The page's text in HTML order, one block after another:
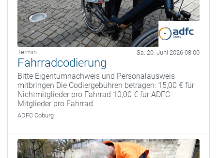
Termin Sa. 20. Juni 2026 08:00
Fahrradcodierung
Bitte Eigentumnachweis und Personalausweis
mitbringen Die Codiergebühren betragen: 15,00 € für
Nichtmitglieder pro Fahrrad 10,00 € für ADFC
Mitglieder pro Fahrrad
ADFC Coburg